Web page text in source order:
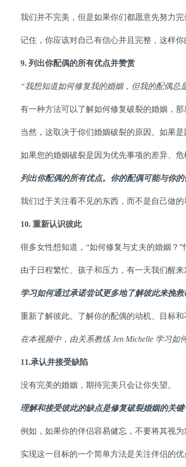
我们并不完美，但是如果你们都愿意先努力
记住，你应该对自己有信心并且完整，这样
9. 列出你配偶的所有优点并赞赏
“我想知道如何修复我的婚姻，但我的配偶总
有一种方法可以了解如何修复破裂的婚姻，那
当然，这取决于你们婚姻破裂的原因。如果
如果您的婚姻破裂是因为优先事项的差异、危
列出你配偶的所有优点。你的配偶可能与你
我们过于关注看不见的东西，而不是自己做
10. 重新认识彼此
很多女性想知道，“如何修复与丈夫的婚姻？
由于日程繁忙、孩子和压力，有一天我们醒
学习如何通过承诺尝试更多地了解彼此来挽救
重新了解彼此。了解你的配偶的动机、目标
在本视频中，由关系教练Jen Michelle 学习如
11.承认并接受缺陷
没有完美的婚姻，期待完美只会让你失望。
理解和接受彼此的缺点是修复破裂婚姻的关键
例如，如果你的伴侣容易健忘，不要将其视
实现这一目标的一个简单方法是关注伴侣的